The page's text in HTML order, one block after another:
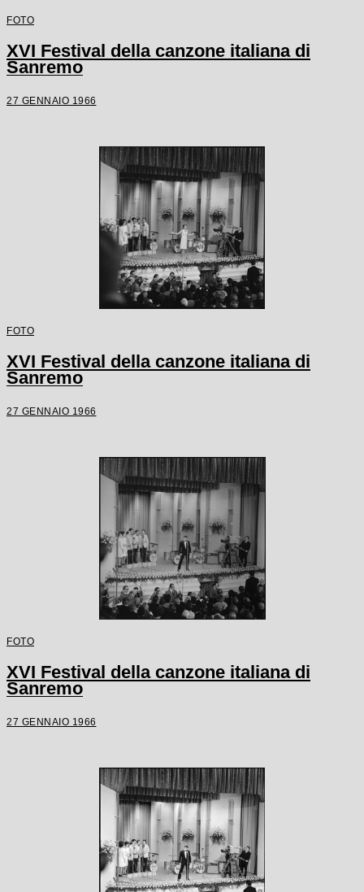
FOTO
XVI Festival della canzone italiana di
Sanremo
27 GENNAIO 1966
FOTO
XVI Festival della canzone italiana di
Sanremo
27 GENNAIO 1966
FOTO
XVI Festival della canzone italiana di
Sanremo
27 GENNAIO 1966